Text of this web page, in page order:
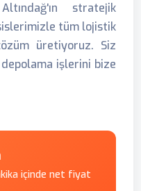
stratejik
tüm lojistik
üretiyoruz. Siz
depolama işlerini bize
içinde net fiyat